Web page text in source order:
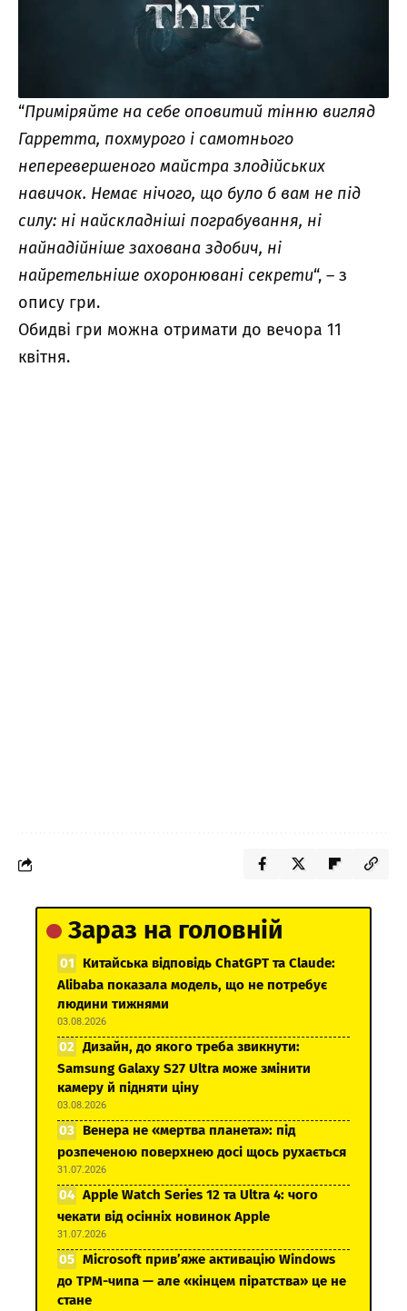
“Приміряйте на себе оповитий тінню вигляд
Гарретта, похмурого і самотнього
неперевершеного майстра злодійських
навичок. Немає нічого, що було б вам не під
силу: ні найскладніші пограбування, ні
найнадійніше захована здобич, ні
найретельніше охоронювані секрети“, – з
опису гри.
Обидві гри можна отримати до вечора 11
квітня.
Зараз на головній
Китайська відповідь ChatGPT та Claude:
Alibaba показала модель, що не потребує
людини тижнями
03.08.2026
Дизайн, до якого треба звикнути:
Samsung Galaxy S27 Ultra може змінити
камеру й підняти ціну
03.08.2026
Венера не «мертва планета»: під
розпеченою поверхнею досі щось рухається
31.07.2026
Apple Watch Series 12 та Ultra 4: чого
чекати від осінніх новинок Apple
31.07.2026
Microsoft прив’яже активацію Windows
до TPM-чипа — але «кінцем піратства» це не
стане